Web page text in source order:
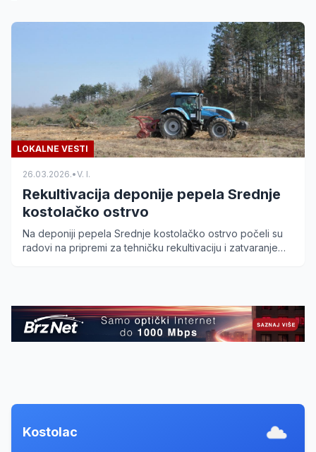
LOKALNE VESTI
26.03.2026.•V. I.
Rekultivacija deponije pepela Srednje
kostolačko ostrvo
Na deponiji pepela Srednje kostolačko ostrvo počeli su
radovi na pripremi za tehničku rekultivaciju i zatvaranje
Kostolac